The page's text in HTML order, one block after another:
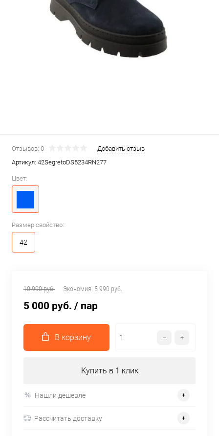
Отзывов: 0
Добавить отзыв
Артикул: 42SegretoDS5234RN277
Цвет:
Размер свойство:
42
10 990 руб. Экономия: 5 990 руб.
5 000 руб. / пар
В корзину
Купить в 1 клик
Нашли дешевле
Рассчитать доставку